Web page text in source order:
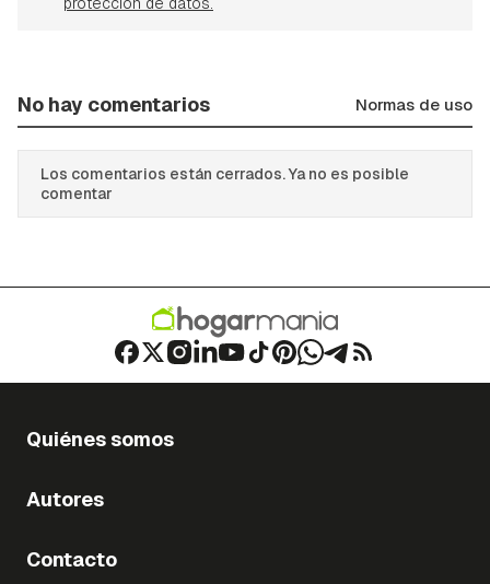
No hay comentarios Normas de uso
Los comentarios están cerrados. Ya no es posible
comentar
Quiénes somos
Autores
Contacto